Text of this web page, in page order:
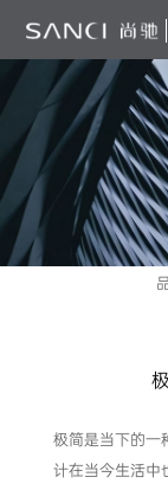
极简是当下的一
计在当今生活中